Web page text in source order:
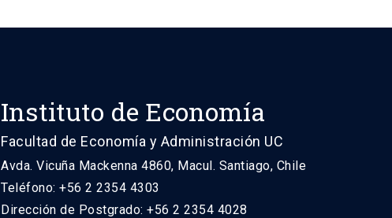
Instituto de Economía
Facultad de Economía y Administración UC
Avda. Vicuña Mackenna 4860, Macul. Santiago, Chile
Teléfono: +56 2 2354 4303
Dirección de Postgrado: +56 2 2354 4028